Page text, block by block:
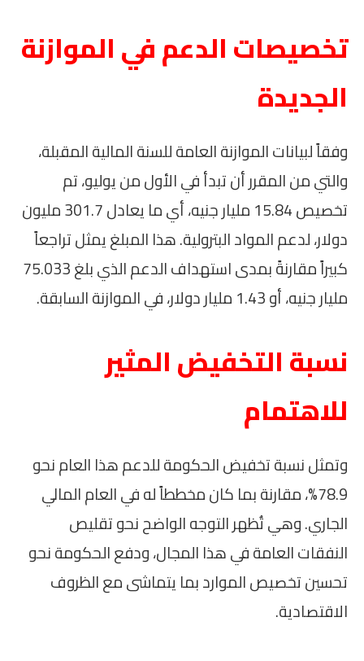
تخصيصات الدعم في الموازنة
الجديدة
وفقاً لبيانات الموازنة العامة للسنة المالية المقبلة،
والتي من المقرر أن تبدأ في الأول من يوليو، تم
تخصيص 15.84 مليار جنيه، أي ما يعادل 301.7 مليون
دولار، لدعم المواد البترولية. هذا المبلغ يمثل تراجعاً
كبيراً مقارنةً بمدى استهداف الدعم الذي بلغ 75.033
مليار جنيه، أو 1.43 مليار دولار، في الموازنة السابقة.
نسبة التخفيض المثير
للاهتمام
وتمثل نسبة تخفيض الحكومة للدعم هذا العام نحو
78.9%، مقارنة بما كان مخططاً له في العام المالي
الجاري. وهي تُظهر التوجه الواضح نحو تقليص
النفقات العامة في هذا المجال، ودفع الحكومة نحو
تحسين تخصيص الموارد بما يتماشى مع الظروف
الاقتصادية.